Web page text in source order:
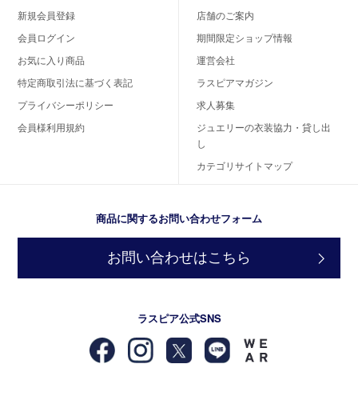
新規会員登録
会員ログイン
お気に入り商品
特定商取引法に基づく表記
プライバシーポリシー
会員様利用規約
店舗のご案内
期間限定ショップ情報
運営会社
ラスピアマガジン
求人募集
ジュエリーの衣装協力・貸し出
し
カテゴリサイトマップ
商品に関するお問い合わせフォーム
お問い合わせはこちら
ラスピア公式SNS